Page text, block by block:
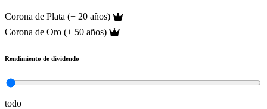
Corona de Plata (+ 20 años)
Corona de Oro (+ 50 años)
Rendimiento de dividendo
todo